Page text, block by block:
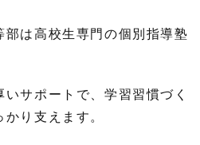
は高校生専門の個別指導塾
サポートで、学習習慣づく
り支えます。